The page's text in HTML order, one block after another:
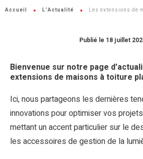
Accueil L’Actualité Les extensions de
Publié le 18 juillet
Bienvenue sur notre page
extensions de maisons à toiture
Ici, nous partageons les dernières
innovations pour optimiser vos
mettant un accent particulier sur le
les accessoires de gestion de la